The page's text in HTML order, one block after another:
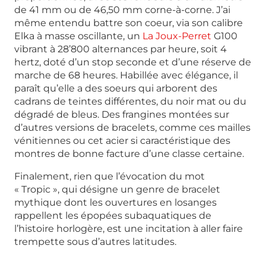
de 41 mm ou de 46,50 mm corne-à-corne. J’ai
même entendu battre son coeur, via son calibre
Elka à masse oscillante, un La Joux-Perret G100
vibrant à 28’800 alternances par heure, soit 4
hertz, doté d’un stop seconde et d’une réserve de
marche de 68 heures. Habillée avec élégance, il
paraît qu’elle a des soeurs qui arborent des
cadrans de teintes différentes, du noir mat ou du
dégradé de bleus. Des frangines montées sur
d’autres versions de bracelets, comme ces mailles
vénitiennes ou cet acier si caractéristique des
montres de bonne facture d’une classe certaine.
Finalement, rien que l’évocation du mot
« Tropic », qui désigne un genre de bracelet
mythique dont les ouvertures en losanges
rappellent les épopées subaquatiques de
l’histoire horlogère, est une incitation à aller faire
trempette sous d’autres latitudes.